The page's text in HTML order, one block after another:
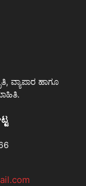
ವ್ಯಾಪಾರ ಹಾಗೂ